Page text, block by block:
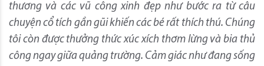
thương và các vũ công xinh đẹp như bước ra từ câu
chuyện cổ tích gần gũi khiến các bé rất thích thú. Chúng
tôi còn được thưởng thức xúc xích thơm lừng và bia thủ
công ngay giữa quảng trường. Cảm giác như đang sống